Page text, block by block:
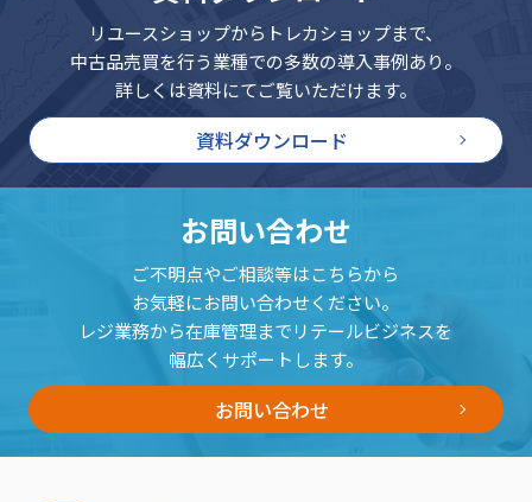
リユースショップからトレカショップまで、
中古品売買を行う業種での多数の導入事例あり。
詳しくは資料にてご覧いただけます。
資料ダウンロード
お問い合わせ
ご不明点やご相談等はこちらから
お気軽にお問い合わせください。
レジ業務から在庫管理までリテールビジネスを
幅広くサポートします。
お問い合わせ